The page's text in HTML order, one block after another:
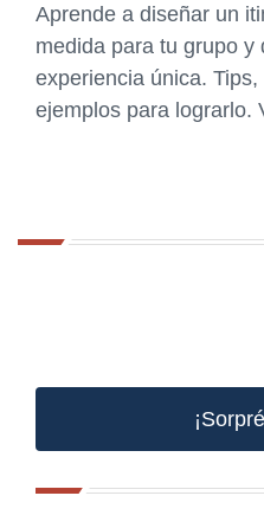
Aprende a diseñar un
medida para tu grupo y
experiencia única.
ejemplos para lograrlo.